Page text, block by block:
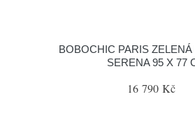
BOBOCHIC PARIS
SERENA 95 X 77
16 790 Kč